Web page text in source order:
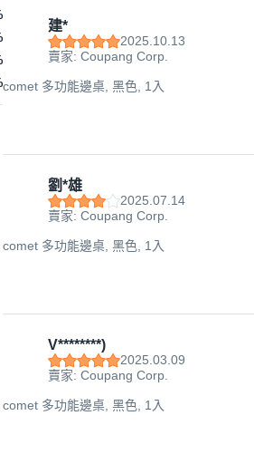
建*
2025.10.13
賣家: Coupang Corp.
comet 多功能邊桌, 黑色, 1入
劉*雄
2025.07.14
賣家: Coupang Corp.
comet 多功能邊桌, 黑色, 1入
V********)
2025.03.09
賣家: Coupang Corp.
comet 多功能邊桌, 黑色, 1入